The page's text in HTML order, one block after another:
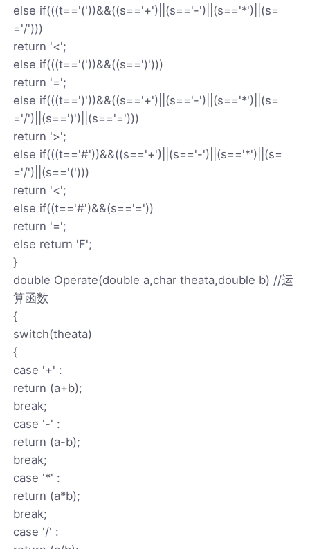
else if(((t=='('))&&((s=='+')||(s=='-')||(s=='*')||(s=
='/')))
return '<';
else if(((t=='('))&&((s==')')))
return '=';
else if(((t==')'))&&((s=='+')||(s=='-')||(s=='*')||(s=
='/')||(s==')')||(s=='=')))
return '>';
else if(((t=='#'))&&((s=='+')||(s=='-')||(s=='*')||(s=
='/')||(s=='(')))
return '<';
else if((t=='#')&&(s=='='))
return '=';
else return 'F';
}
double Operate(double a,char theata,double b) //运
算函数
{
switch(theata)
{
case '+' :
return (a+b);
break;
case '-' :
return (a-b);
break;
case '*' :
return (a*b);
break;
case '/' :